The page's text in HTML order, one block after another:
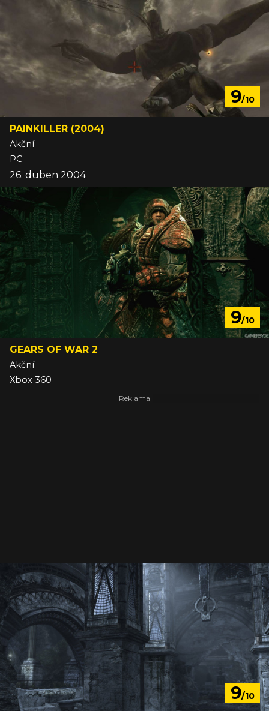
9/10
PAINKILLER (2004)
Akční
PC
26. duben 2004
9/10
GEARS OF WAR 2
Akční
Xbox 360
9/10